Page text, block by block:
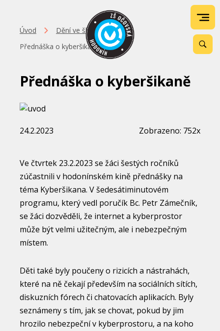
Úvod
Dění ve škole
Přednáška o kyberšikaně
Přednáška o kyberšikaně
24.2.2023 Zobrazeno: 752x
Ve čtvrtek 23.2.2023 se žáci šestých ročníků
zúčastnili v hodonínském kině přednášky na
téma Kyberšikana. V šedesátiminutovém
programu, který vedl poručík Bc. Petr Zámečník,
se žáci dozvěděli, že internet a kyberprostor
může být velmi užitečným, ale i nebezpečným
místem.
Děti také byly poučeny o rizicích a nástrahách,
které na ně čekají především na sociálních sítích,
diskuzních fórech či chatovacích aplikacích. Byly
seznámeny s tím, jak se chovat, pokud by jim
hrozilo nebezpeční v kyberprostoru, a na koho